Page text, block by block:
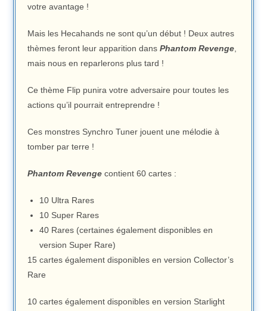
votre avantage !
Mais les Hecahands ne sont qu’un début ! Deux autres
thèmes feront leur apparition dansPhantom Revenge
mais nous en reparlerons plus tard !
Ce thème Flip punira votre adversaire pour toutes les
actions qu’il pourrait entreprendre !
Ces monstres Synchro Tuner jouent une mélodie à
tomber par terre !
Phantom Revenge contient 60 cartes :
10 Ultra Rares
10 Super Rares
40 Rares (certaines également disponibles en
version Super Rare)
15 cartes également disponibles en version Collector’s
Rare
10 cartes également disponibles en version Starlight